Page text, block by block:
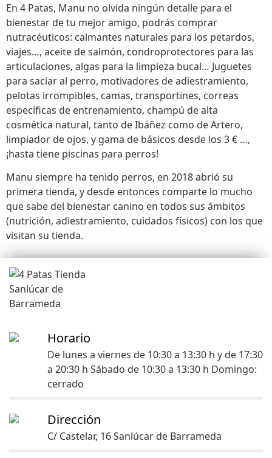
En 4 Patas, Manu no olvida ningún detalle para el
bienestar de tu mejor amigo, podrás comprar
nutracéuticos: calmantes naturales para los petardos,
viajes…, aceite de salmón, condroprotectores para las
articulaciones, algas para la limpieza bucal… Juguetes
para saciar al perro, motivadores de adiestramiento,
pelotas irrompibles, camas, transportines, correas
específicas de entrenamiento, champú de alta
cosmética natural, tanto de Ibáñez como de Artero,
limpiador de ojos, y gama de básicos desde los 3 € …,
¡hasta tiene piscinas para perros!
Manu siempre ha tenido perros, en 2018 abrió su
primera tienda, y desde entonces comparte lo mucho
que sabe del bienestar canino en todos sus ámbitos
(nutrición, adiestramiento, cuidados físicos) con los que
visitan su tienda.
Horario
De lunes a viernes de 10:30 a 13:30 h y de 17:30
a 20:30 h Sábado de 10:30 a 13:30 h Domingo:
cerrado
Dirección
C/ Castelar, 16 Sanlúcar de Barrameda